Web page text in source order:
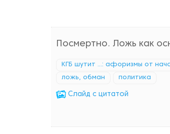
Посмертно. Ложь как
КГБ шутит ...: афоризмы от
ложь, обман политика
Cлайд с цитатой